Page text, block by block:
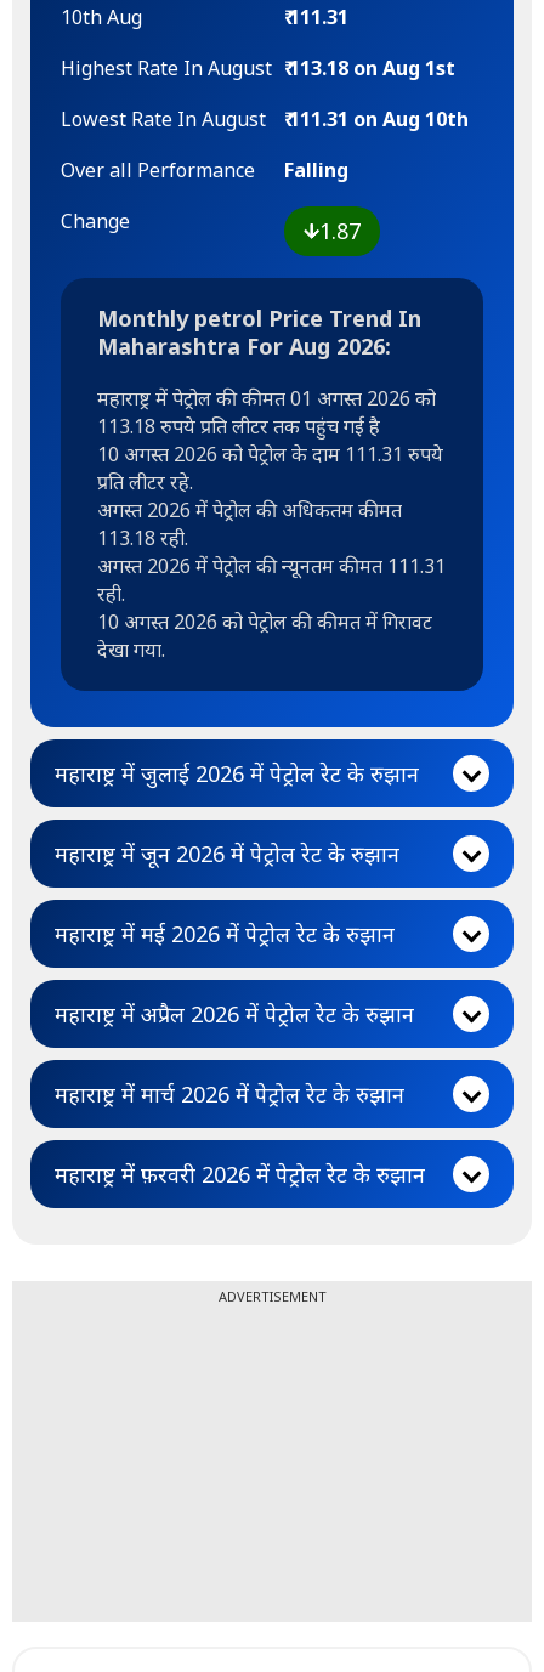
10th Aug
₹ 111.31
Highest Rate In August ₹ 113.18 on Aug 1st
Lowest Rate In August
₹ 111.31 on Aug 10th
Over all Performance
Falling
Change
1.87
Monthly petrol Price Trend In
Maharashtra For Aug 2026:
महाराष्ट्र में पेट्रोल की कीमत 01 अगस्त 2026 को
113.18 रुपये प्रति लीटर तक पहुंच गई है
10 अगस्त 2026 को पेट्रोल के दाम 111.31 रुपये
प्रति लीटर रहे.
अगस्त 2026 में पेट्रोल की अधिकतम कीमत
113.18 रही.
अगस्त 2026 में पेट्रोल की न्यूनतम कीमत 111.31
रही.
10 अगस्त 2026 को पेट्रोल की कीमत में गिरावट
देखा गया.
महाराष्ट्र में जुलाई 2026 में पेट्रोल रेट के रुझान
महाराष्ट्र में जून 2026 में पेट्रोल रेट के रुझान
महाराष्ट्र में मई 2026 में पेट्रोल रेट के रुझान
महाराष्ट्र में अप्रैल 2026 में पेट्रोल रेट के रुझान
महाराष्ट्र में मार्च 2026 में पेट्रोल रेट के रुझान
महाराष्ट्र में फ़रवरी 2026 में पेट्रोल रेट के रुझान
ADVERTISEMENT